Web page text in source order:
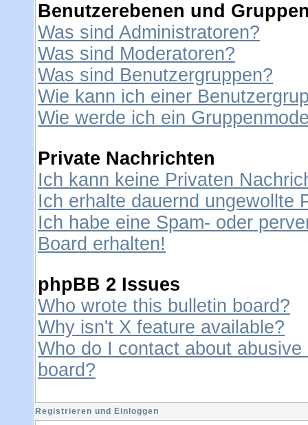
Benutzerebenen und
Was sind Administratoren?
Was sind Moderatoren?
Was sind Benutzergruppen?
Wie kann ich einer
Wie werde ich ein
Private Nachrichten
Ich kann keine Privaten
Ich erhalte dauernd ungewollte
Ich habe eine Spam- oder
Board erhalten!
phpBB 2 Issues
Who wrote this bulletin board?
Why isn't X feature available?
Who do I contact about
board?
Registrieren und Einloggen